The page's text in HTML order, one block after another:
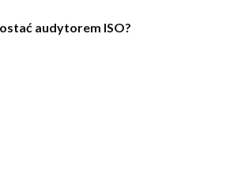
audytorem ISO?